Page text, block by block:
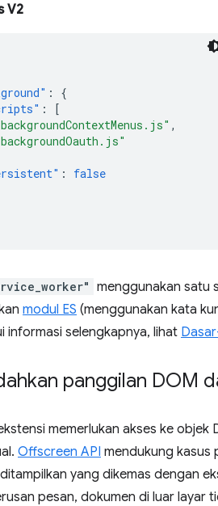
V2
:
{
:
[
,
:
false
menggunakan satu
modul ES (menggunakan kata
informasi selengkapnya, lihat
panggilan DOM
memerlukan akses ke
Offscreen API mendukung kasus
yang dikemas dengan
pesan, dokumen di luar layar